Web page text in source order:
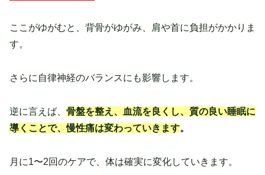
ここがゆがむと、背骨がゆがみ、肩や首に負担がかかりま
す。
さらに自律神経のバランスにも影響します。
逆に言えば、 骨盤を整え、血流を良くし、質の良い睡眠に
導くことで、慢性痛は変わっていきます。
月に1〜2回のケアで、体は確実に変化していきます。